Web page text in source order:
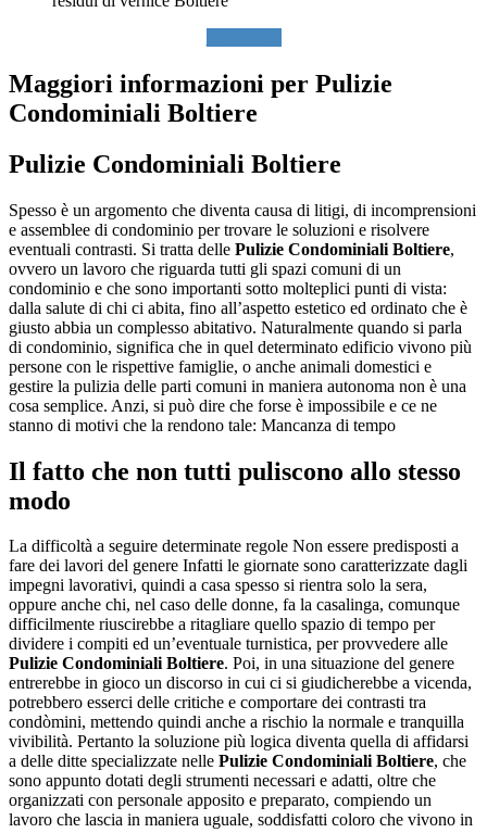
Maggiori informazioni per Pulizie
Condominiali Boltiere
Pulizie Condominiali Boltiere
Spesso è un argomento che diventa causa di litigi, di incomprensioni
e assemblee di condominio per trovare le soluzioni e risolvere
eventuali contrasti. Si tratta delle Pulizie Condominiali Boltiere,
ovvero un lavoro che riguarda tutti gli spazi comuni di un
condominio e che sono importanti sotto molteplici punti di vista:
dalla salute di chi ci abita, fino all’aspetto estetico ed ordinato che è
giusto abbia un complesso abitativo. Naturalmente quando si parla
di condominio, significa che in quel determinato edificio vivono più
persone con le rispettive famiglie, o anche animali domestici e
gestire la pulizia delle parti comuni in maniera autonoma non è una
cosa semplice. Anzi, si può dire che forse è impossibile e ce ne
stanno di motivi che la rendono tale: Mancanza di tempo
Il fatto che non tutti puliscono allo stesso
modo
La difficoltà a seguire determinate regole Non essere predisposti a
fare dei lavori del genere Infatti le giornate sono caratterizzate dagli
impegni lavorativi, quindi a casa spesso si rientra solo la sera,
oppure anche chi, nel caso delle donne, fa la casalinga, comunque
difficilmente riuscirebbe a ritagliare quello spazio di tempo per
dividere i compiti ed un’eventuale turnistica, per provvedere alle
Pulizie Condominiali Boltiere. Poi, in una situazione del genere
entrerebbe in gioco un discorso in cui ci si giudicherebbe a vicenda,
potrebbero esserci delle critiche e comportare dei contrasti tra
condòmini, mettendo quindi anche a rischio la normale e tranquilla
vivibilità. Pertanto la soluzione più logica diventa quella di affidarsi
a delle ditte specializzate nelle Pulizie Condominiali Boltiere, che
sono appunto dotati degli strumenti necessari e adatti, oltre che
organizzati con personale apposito e preparato, compiendo un
lavoro che lascia in maniera uguale, soddisfatti coloro che vivono in